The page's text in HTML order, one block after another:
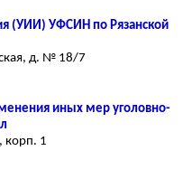
(УИИ) УФСИН по Рязанской
д. № 18/7
иных мер уголовно-
корп. 1